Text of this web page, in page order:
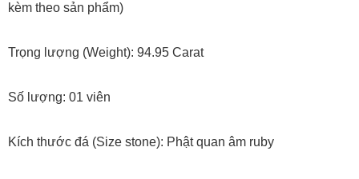
kèm theo sản phẩm)
Trọng lượng (Weight): 94.95 Carat
Số lượng: 01 viên
Kích thước đá (Size stone): Phật quan âm ruby